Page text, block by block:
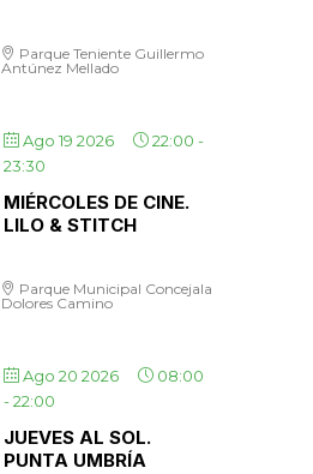
Parque Teniente Guillermo
Antúnez Mellado
Ago 19 2026 22:00 -
23:30
MIÉRCOLES DE CINE.
LILO & STITCH
Parque Municipal Concejala
Dolores Camino
Ago 20 2026
08:00
-22:00
JUEVES AL SOL.
PUNTA UMBRÍA